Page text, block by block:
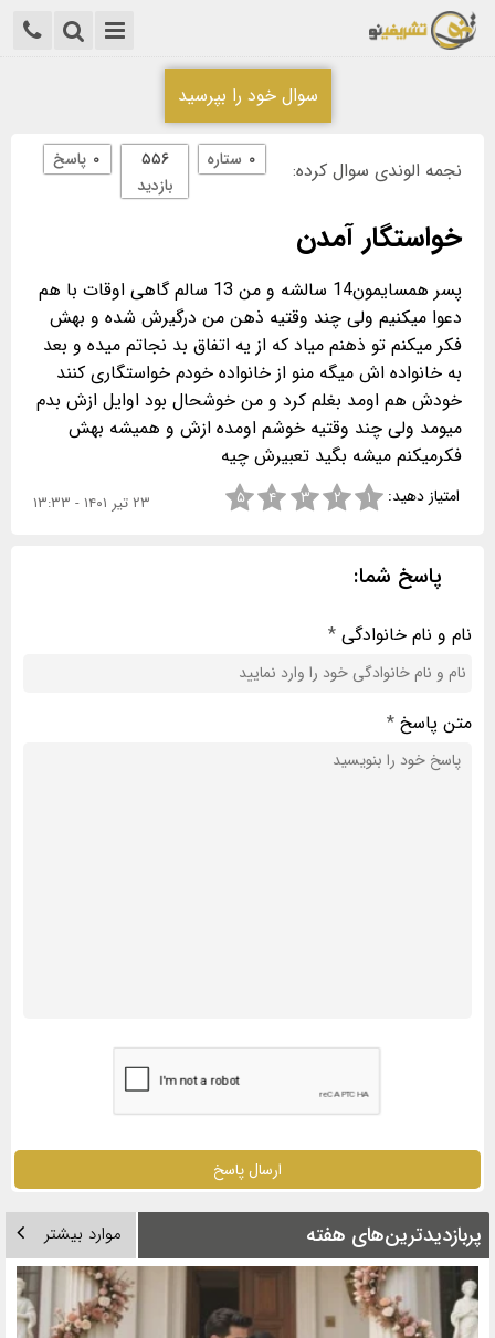
سوال خود را بپرسید
نجمه الوندی سوال کرده: ۰ پاسخ
۵۵۶
بازدید
۰ ستاره
خواستگار آمدن
پسر همسایمون14 سالشه و من 13 سالم گاهی اوقات با هم
دعوا میکنیم ولی چند وقتیه ذهن من درگیرش شده و بهش
فکر میکنم تو ذهنم میاد که از یه اتفاق بد نجاتم میده و بعد
به خانواده اش میگه منو از خانواده خودم خواستگاری کنند
خودش هم اومد بغلم کرد و من خوشحال بود اوایل ازش بدم
میومد ولی چند وقتیه خوشم اومده ازش و همیشه بهش
فکرمیکنم میشه بگید تعبیرش چیه
امتیاز دهید: ۱ ۲ ۳ ۴ ۵ ۲۳ تیر ۱۴۰۱ - ۱۳:۳۳
پاسخ شما:
نام و نام خانوادگی *
متن پاسخ *
ارسال پاسخ
پربازدیدترین‌های هفته موارد بیشتر